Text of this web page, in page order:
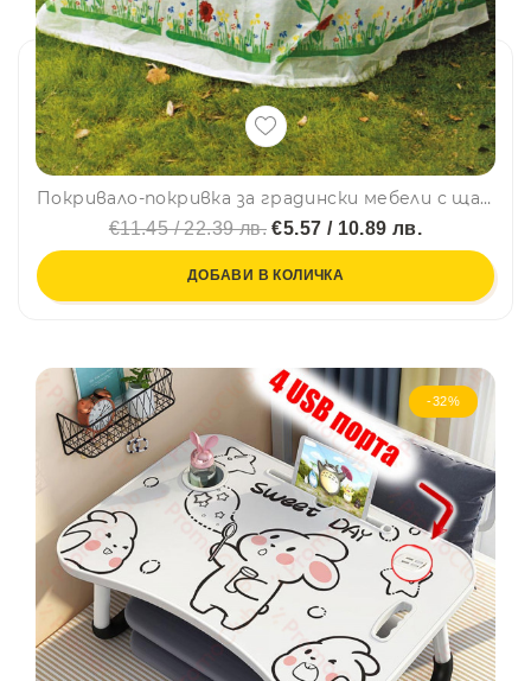
Покривало-покривка за градински мебели с щампа МАЛКО, 165 х 100 х 70 см
€11.45 / 22.39 лв. €5.57 / 10.89 лв.
ДОБАВИ В КОЛИЧКА
-32%